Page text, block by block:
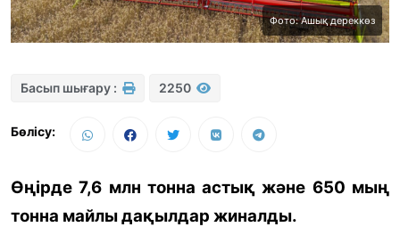
Фото: Ашық дереккөз
Басып шығару : 2250
Бөлісу:
Өңірде 7,6 млн тонна астық және 650 мың
тонна майлы дақылдар жиналды.